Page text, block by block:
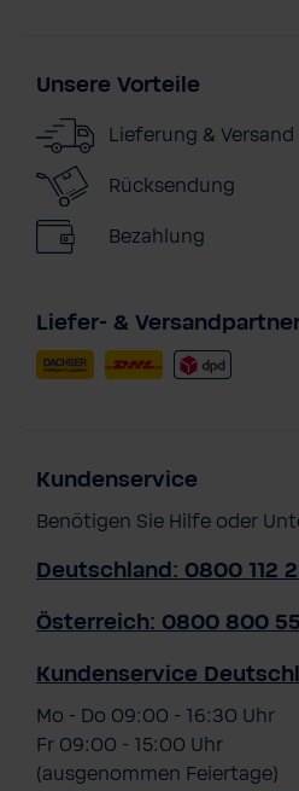
Unsere Vorteile
Lieferung & Versand
Rücksendung
Bezahlung
Liefer- &
Kundenservice
Benötigen Sie Hilfe oder
Deutschland: 0800 112
Österreich: 0800 800
Kundenservice
Mo - Do 09:00 - 16:30 Uhr
Fr 09:00 - 15:00 Uhr
(ausgenommen Feiertage)